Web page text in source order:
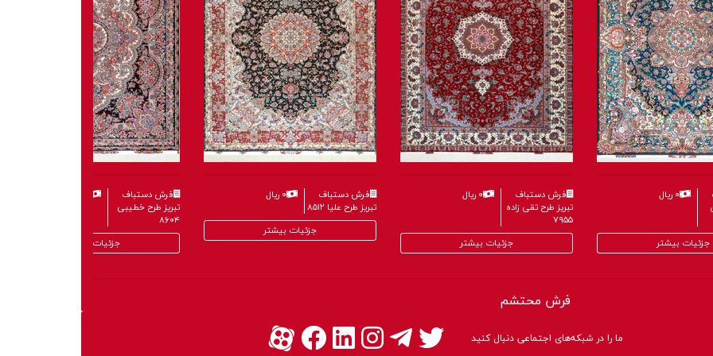
فرش دستباف
تبریز طرح خطیبی
۸۶۰۴
جزئیات بیشتر
۰ ریال
فرش دستباف
تبریز طرح علیا ۸۵۱۲
جزئیات بیشتر
۰ ریال
فرش دستباف
تبریز طرح تقی زاده
۷۹۵۵
جزئیات بیشتر
۰ ریال
جزئیات بیشتر
فرش محتشم
ما را در شبکه‌های اجتماعی دنبال کنید